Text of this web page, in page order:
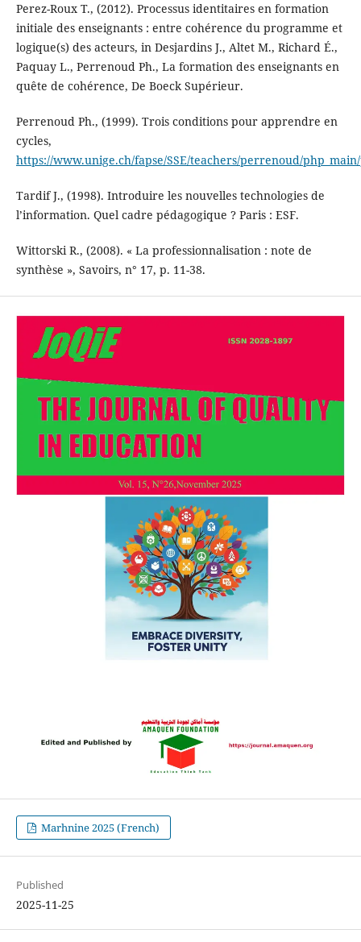
Perez-Roux T., (2012). Processus identitaires en formation
initiale des enseignants : entre cohérence du programme et
logique(s) des acteurs, in Desjardins J., Altet M., Richard É.,
Paquay L., Perrenoud Ph., La formation des enseignants en
quête de cohérence, De Boeck Supérieur.
Perrenoud Ph., (1999). Trois conditions pour apprendre en
cycles,
https://www.unige.ch/fapse/SSE/teachers/perrenoud/
Tardif J., (1998). Introduire les nouvelles technologies de
l’information. Quel cadre pédagogique ? Paris : ESF.
Wittorski R., (2008). « La professionnalisation : note de
synthèse », Savoirs, n° 17, p. 11-38.
Marhnine 2025 (French)
Published
2025-11-25